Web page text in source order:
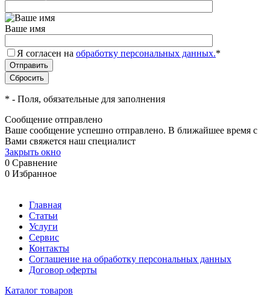
Ваше имя
Я согласен на обработку персональных данных.*
* - Поля, обязательные для заполнения
Сообщение отправлено
Ваше сообщение успешно отправлено. В ближайшее время с
Вами свяжется наш специалист
Закрыть окно
0 Сравнение
0 Избранное
Главная
Статьи
Услуги
Сервис
Контакты
Соглашение на обработку персональных данных
Договор оферты
Каталог товаров